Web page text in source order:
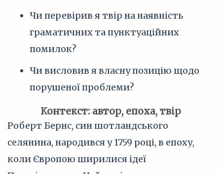
Чи перевірив я твір на наявність
граматичних та пунктуаційних
помилок?
Чи висловив я власну позицію щодо
порушеної проблеми?
Контекст: автор, епоха, твір
Роберт Бернс, син шотландського
селянина, народився у 1759 році, в епоху,
коли Європою ширилися ідеї